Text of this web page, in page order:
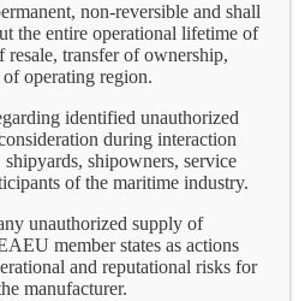
non-reversible and shall
the entire operational lifetime of
resale, transfer of ownership,
operating region.
identified unauthorized
during interaction
shipowners, service
of the maritime industry.
unauthorized supply of
member states as actions
and reputational risks for
manufacturer.